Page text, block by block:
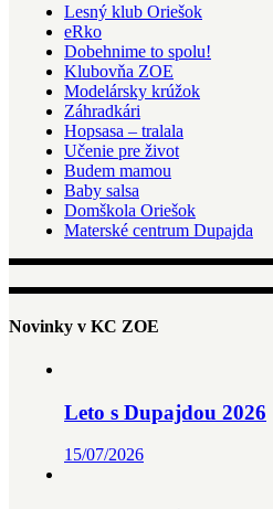
Lesný klub Oriešok
eRko
Dobehnime to spolu!
Klubovňa ZOE
Modelársky krúžok
Záhradkári
Hopsasa – tralala
Učenie pre život
Budem mamou
Baby salsa
Domškola Oriešok
Materské centrum Dupajda
Novinky v KC ZOE
Leto s Dupajdou 2026
15/07/2026